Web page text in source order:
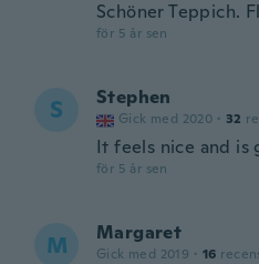
Schöner Teppich.
för 5 år sen
S Stephen
Gick med 2020 · 32
It feels nice and is
för 5 år sen
M Margaret
Gick med 2019 · 16